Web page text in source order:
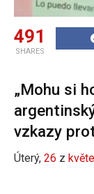
491
SHARES
„Mohu si
vzkazy
Úterý, 26 z